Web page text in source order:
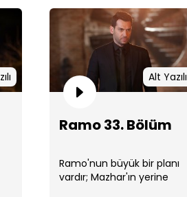
Alt Yazılı
Ramo 33. Bölüm
Ramo'nun büyük bir planı
vardır; Mazhar'ın yerine